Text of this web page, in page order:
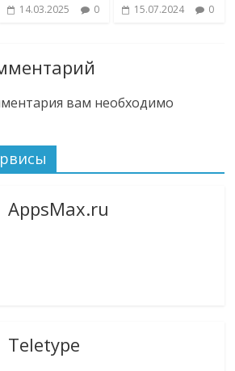
14.03.2025 0 15.07.2024 0
вам необходимо
AppsMax.ru
Teletype